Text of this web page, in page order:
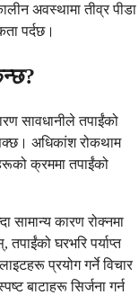
अवस्थामा तीव्र पीडा
पर्दछ।
सावधानीले तपाईंको
अधिकांश रोकथाम
क्रममा तपाईंको
सामान्य कारण रोक्नमा
घरभरि पर्याप्त
प्रयोग गर्ने विचार
बाटाहरू सिर्जना गर्न